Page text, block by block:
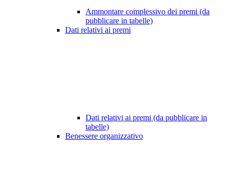
Ammontare complessivo dei premi (da
pubblicare in tabelle)
Dati relativi ai premi
Dati relativi ai premi (da pubblicare in
tabelle)
Benessere organizzativo